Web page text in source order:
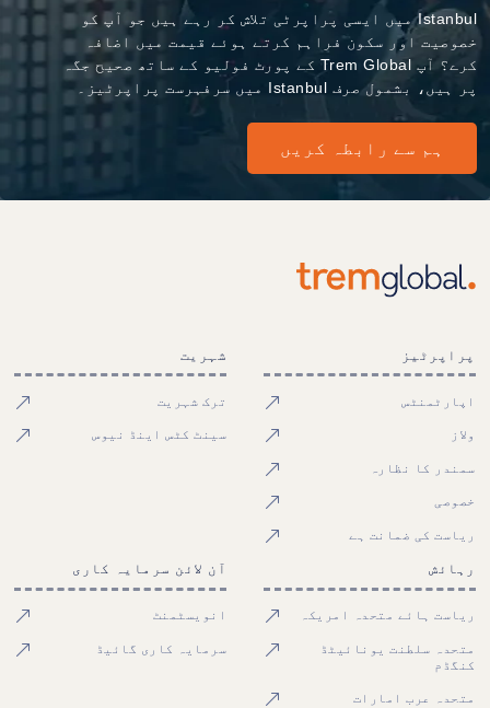
Istanbul میں ایسی پراپرٹی تلاش کر رہے ہیں جو آپ کو
خصوصیت اور سکون فراہم کرتے ہوئے قیمت میں اضافہ
کرے؟ آپ Trem Global کے پورٹ فولیو کے ساتھ صحیح جگہ
پر ہیں، بشمول صرف Istanbul میں سرفہرست پراپرٹیز۔
ہم سے رابطہ کریں
پراپرٹیز
اپارٹمنٹس
ولاز
سمندر کا نظارہ
خصوصی
ریاست کی ضمانت ہے
شہریت
ترک شہریت
سینٹ کٹس اینڈ نیوس
رہائش
ریاست ہائے متحدہ امریکہ
متحدہ سلطنت یونائیٹڈ
کنگڈم
متحدہ عرب امارات
آن لائن سرمایہ کاری
انویسٹمنٹ
سرمایہ کاری گائیڈ